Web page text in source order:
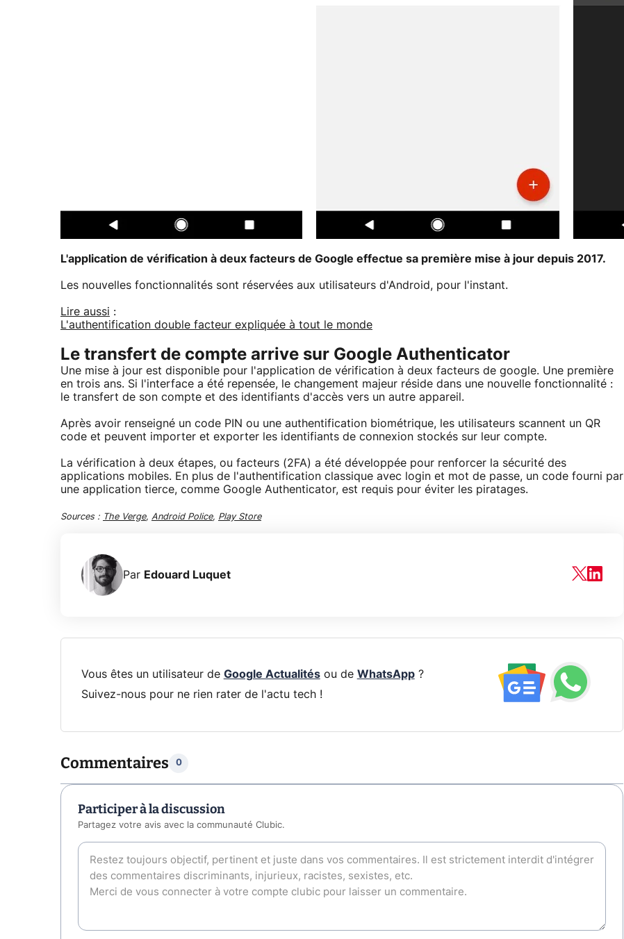
L'application de vérification à deux facteurs de Google effectue sa première mise à jour depuis 2017.
Les nouvelles fonctionnalités sont réservées aux utilisateurs d'Android, pour l'instant.
Lire aussi :
L'authentification double facteur expliquée à tout le monde
Le transfert de compte arrive sur Google Authenticator
Une mise à jour est disponible pour l'application de vérification à deux facteurs de google. Une première
en trois ans. Si l'interface a été repensée, le changement majeur réside dans une nouvelle fonctionnalité :
le transfert de son compte et des identifiants d'accès vers un autre appareil.
Après avoir renseigné un code PIN ou une authentification biométrique, les utilisateurs scannent un QR
code et peuvent importer et exporter les identifiants de connexion stockés sur leur compte.
La vérification à deux étapes, ou facteurs (2FA) a été développée pour renforcer la sécurité des
applications mobiles. En plus de l'authentification classique avec login et mot de passe, un code fourni par
une application tierce, comme Google Authenticator, est requis pour éviter les piratages.
Sources : The Verge, Android Police, Play Store
Par Edouard Luquet
Vous êtes un utilisateur de Google Actualitésou de WhatsApp?
Suivez-nous pour ne rien rater de l'actu tech !
Commentaires 0
Participer à la discussion
Partagez votre avis avec la communauté Clubic.